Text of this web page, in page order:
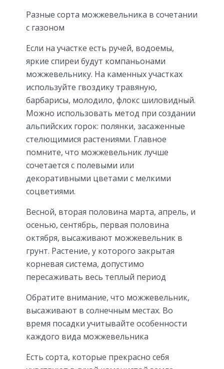
Разные сорта можжевельника в сочетании
с газоном
Если на участке есть ручей, водоемы,
яркие спиреи будут компаньонами
можжевельнику. На каменных участках
используйте гвоздику травяную,
барбарисы, молодило, флокс шиловидный.
Можно использовать метод при создании
альпийских горок: полянки, засаженные
стелющимися растениями. Главное
помните, что можжевельник лучше
сочетается с полевыми или
декоративными цветами с мелкими
соцветиями.
Весной, вторая половина марта, апрель, и
осенью, сентябрь, первая половина
октября, высаживают можжевельник в
грунт. Растение, у которого закрытая
корневая система, допустимо
пересаживать весь теплый период
Обратите внимание, что можжевельник,
высаживают в солнечным местах. Во
время посадки учитывайте особенности
каждого вида можжевельника
Есть сорта, которые прекрасно себя